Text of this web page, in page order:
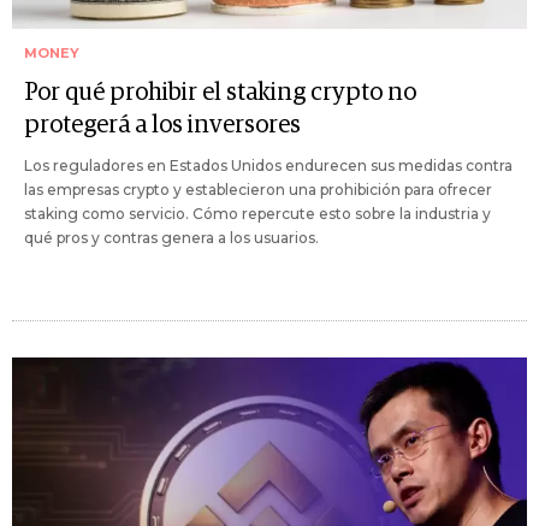
MONEY
Por qué prohibir el staking crypto no
protegerá a los inversores
Los reguladores en Estados Unidos endurecen sus medidas contra
las empresas crypto y establecieron una prohibición para ofrecer
staking como servicio. Cómo repercute esto sobre la industria y
qué pros y contras genera a los usuarios.